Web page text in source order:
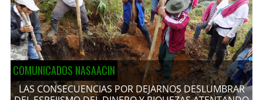
COMUNICADOS NASAACIN
LAS CONSECUENCIAS POR DEJARNOS DESLUMBRAR